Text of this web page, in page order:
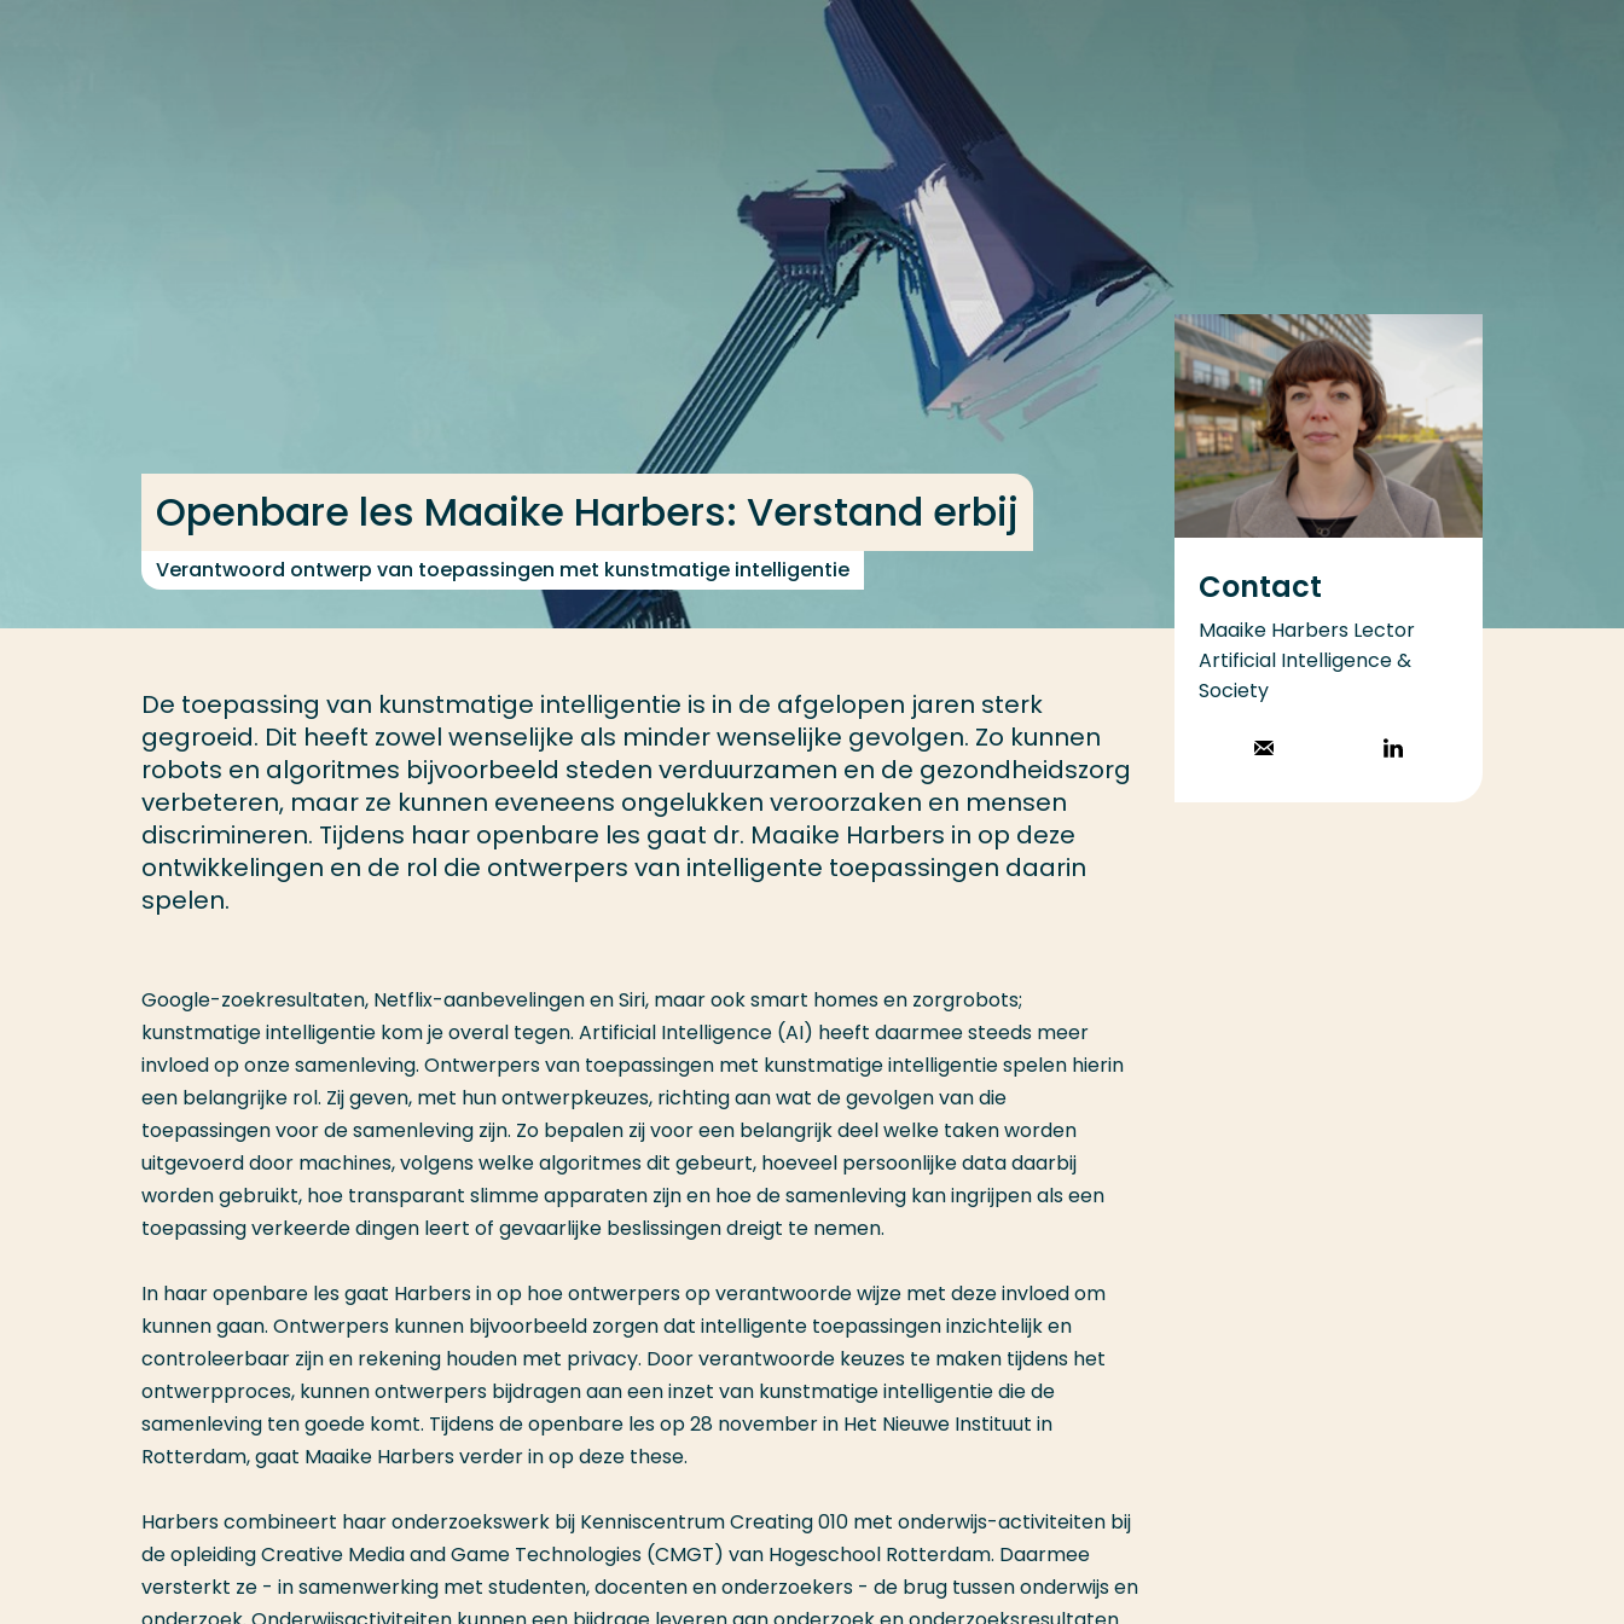
Openbare les Maaike Harbers: Verstand erbij
Verantwoord ontwerp van toepassingen met kunstmatige intelligentie
De toepassing van kunstmatige intelligentie is in de afgelopen jaren sterk
gegroeid. Dit heeft zowel wenselijke als minder wenselijke gevolgen. Zo kunnen
robots en algoritmes bijvoorbeeld steden verduurzamen en de gezondheidszorg
verbeteren, maar ze kunnen eveneens ongelukken veroorzaken en mensen
discrimineren. Tijdens haar openbare les gaat dr. Maaike Harbers in op deze
ontwikkelingen en de rol die ontwerpers van intelligente toepassingen daarin
spelen.
Contact
Maaike Harbers Lector
Artificial Intelligence &
Society
Stuur een email
LinkedIn
Google-zoekresultaten, Netflix-aanbevelingen en Siri, maar ook smart homes en zorgrobots;
kunstmatige intelligentie kom je overal tegen. Artificial Intelligence (AI) heeft daarmee steeds meer
invloed op onze samenleving. Ontwerpers van toepassingen met kunstmatige intelligentie spelen hierin
een belangrijke rol. Zij geven, met hun ontwerpkeuzes, richting aan wat de gevolgen van die
toepassingen voor de samenleving zijn. Zo bepalen zij voor een belangrijk deel welke taken worden
uitgevoerd door machines, volgens welke algoritmes dit gebeurt, hoeveel persoonlijke data daarbij
worden gebruikt, hoe transparant slimme apparaten zijn en hoe de samenleving kan ingrijpen als een
toepassing verkeerde dingen leert of gevaarlijke beslissingen dreigt te nemen.
In haar openbare les gaat Harbers in op hoe ontwerpers op verantwoorde wijze met deze invloed om
kunnen gaan. Ontwerpers kunnen bijvoorbeeld zorgen dat intelligente toepassingen inzichtelijk en
controleerbaar zijn en rekening houden met privacy. Door verantwoorde keuzes te maken tijdens het
ontwerpproces, kunnen ontwerpers bijdragen aan een inzet van kunstmatige intelligentie die de
samenleving ten goede komt. Tijdens de openbare les op 28 november in Het Nieuwe Instituut in
Rotterdam, gaat Maaike Harbers verder in op deze these.
Harbers combineert haar onderzoekswerk bij Kenniscentrum Creating 010 met onderwijs-activiteiten bij
de opleiding Creative Media and Game Technologies (CMGT) van Hogeschool Rotterdam. Daarmee
versterkt ze - in samenwerking met studenten, docenten en onderzoekers - de brug tussen onderwijs en